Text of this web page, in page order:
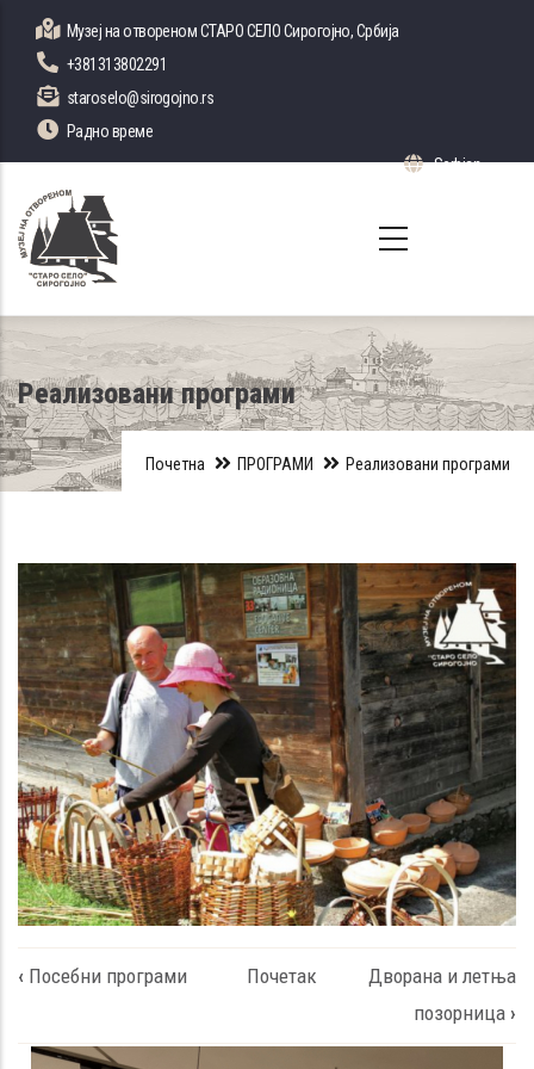
main
content
Музеј на отвореном СТАРО СЕЛО Сирогојно, Србија
+381313802291
staroselo@sirogojno.rs
Радно време
Serbian
List
Реализовани програми
Почетна ПРОГРАМИ Реализовани програми
Book
links
‹ Посебни програми Почетак
Дворана и летња
позорница ›
Представљање
Музеја у оквиру
изложбе ,,Ethno